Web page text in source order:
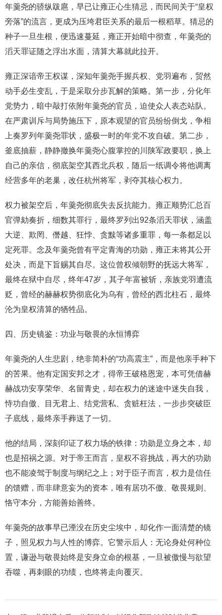
年羹尧的骄纵跋扈，早已让雍正心生猜忌，而民间关于“皇权
旁落”的流言，更成为压垮君臣关系的最后一根稻草。猜忌的
种子一旦生根，便迅速蔓延，雍正开始暗中彻查，年羹尧的
滔天罪证随之浮出水面，清算大幕就此拉开。
雍正深谙帝王权谋，深知年羹尧手握兵权、党羽遍布，贸然
动手必生变乱，于是采取分步瓦解的策略。第一步，分化年
党势力，暗中敲打依附年羹尧的官员，迫使众人表态站队。
在严肃训斥与局势施压下，原本观望的官员纷纷倒戈，争相
上奏罗列年羹尧罪状，盛极一时的年党不攻自破。第二步，
釜底抽薪，静静撤换年羹尧心腹掌控的川陕军政要职，换上
自己的亲信，彻底架空其西北兵权，随后一纸调令将他调离
经营多年的老巢，改任杭州将军，剥夺其核心权力。
权力被架空后，年羹尧彻底失去反抗能力。雍正顺势汇总百
官弹劾奏折，细数其罪行，最终罗列出92条滔天罪状，涵盖
大逆、欺罔、僭越、狂悖、贪黩等诸多重罪，每一条都足以
定死罪。念及年羹尧曾有平定青海的功勋，雍正未将其公开
处决，而是下旨赐其自尽。这位曾权倾朝野的抚远大将军，
最终在狱中自尽，终年47岁，其子年富被斩，亲族党羽遭流
贬，曾经的赫赫权势彻底化为乌有，曾经的西北柱石，最终
沦为皇权清算的牺牲品。
四、历史镜鉴：功业与敬畏的永恒博弈
年羹尧的人生悲剧，绝非简朴的“功高震主”，而是他亲手种下
的苦果。他有定国安邦之才，得帝王破格恩宠，本可凭借赫
赫战功安享荣华、名留青史，却在权力的迷途中迷失自我，
恃功自傲、目无君上、结党营私、贪赃枉法，一步步突破臣
子底线，最终亲手葬送了一切。
他的结局，深刻印证了权力场的铁律：功勋是立身之本，却
也是招祸之源。对于帝王而言，皇权不容挑战，再大的功勋
也不能凌驾于制度与纲纪之上；对于臣子而言，权力是信任
的馈赠，而非肆意妄为的资本，唯有居功不傲、敬畏规则、
恪守本分，方能善始善终。
年羹尧的故事早已湮没在历史尘埃中，却化作一面清楚的镜
子，照见权力与人性的博弈。它警示后人：无论身处何种位
置，谦逊与敬畏始终是安身立命的根基，一旦被傲慢与欲望
吞噬，再刺眼的功绩，也终将走向覆灭。